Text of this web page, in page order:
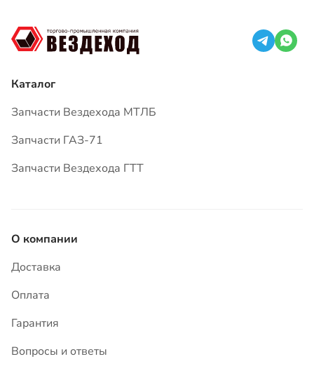
Запчасти ГАЗ-71
Запчасти Вездехода ГТТ
Вопросы и ответы
Статьи
Контакты
8-902-618-63-93